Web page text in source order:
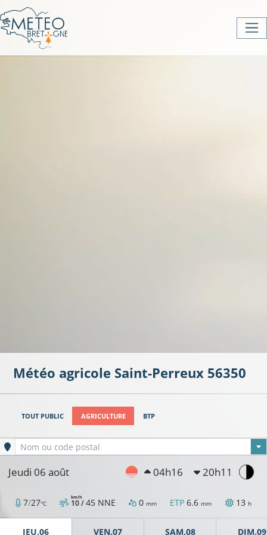
Météo agricole Saint-Perreux 56350
TOUT PUBLIC AGRICULTURE BTP
Ville sélectionnée
Nom ou code postal
Jeudi 06 août 04h16 20h11
7/27°C 10 /
km/h 45 NNE 0 mm ETP6.6 mm 13 h
JEU.06 VEN.07 SAM.08 DIM.09